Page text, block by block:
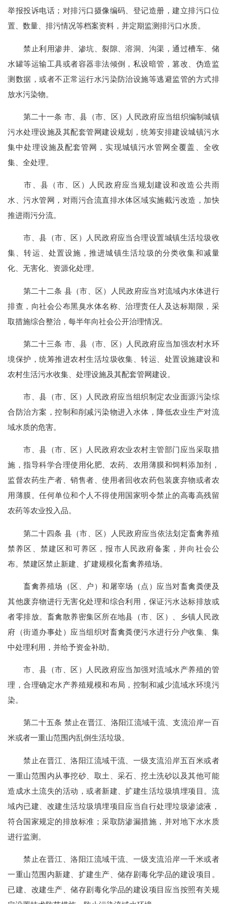
举报投诉电话；对排污口摄像编码、登记造册，建立排污口位
置、数量、排污情况等档案资料，并定期监测排污口水质。
禁止利用渗井、渗坑、裂隙、溶洞、沟渠，通过槽车、储
水罐等运输工具或者容器非法倾倒，私设暗管，篡改、伪造监
测数据，或者不正常运行水污染防治设施等逃避监管的方式排
放水污染物。
第二十一条 市、县（市、区）人民政府应当组织编制城镇
污水处理设施及其配套管网建设规划，统筹安排建设城镇污水
集中处理设施及配套管网，实现城镇污水管网全覆盖、全收
集、全处理。
市、县（市、区）人民政府应当规划建设和改造公共雨
水、污水管网，对雨污合流直排水体区域实施截污改造，加快
推进雨污分流。
市、县（市、区）人民政府应当合理设置城镇生活垃圾收
集、转运、处置设施，推进城镇生活垃圾的分类收集和减量
化、无害化、资源化处理。
第二十二条 县（市、区）人民政府应当对流域内水体进行
排查，向社会公布黑臭水体名称、治理责任人及达标期限，采
取措施综合整治，每半年向社会公开治理情况。
第二十三条 市、县（市、区）人民政府应当加强农村水环
境保护，统筹推进农村生活垃圾收集、转运、处置设施建设和
农村生活污水收集、处理设施及其配套管网建设。
市、县（市、区）人民政府应当组织制定农业面源污染综
合防治方案，控制和削减污染物进入水体，降低农业生产对流
域水质的危害。
市、县（市、区）人民政府农业农村主管部门应当采取措
施，指导科学合理使用化肥、农药、农用薄膜和饲料添加剂，
监督农药生产者、销售者、使用者回收农药包装废弃物或者农
用薄膜。任何单位和个人不得使用国家明令禁止的高毒高残留
农药等农业投入品。
第二十四条 县（市、区）人民政府应当依法划定畜禽养殖
禁养区、禁建区和可养区，报市人民政府备案，并向社会公
布。禁建区禁止新建、扩建规模化畜禽养殖场。
畜禽养殖场（区、户）和屠宰场（点）应当对畜禽粪便及
其他废弃物进行无害化处理和综合利用，保证污水达标排放或
者零排放。畜禽散养密集区所在地县（市、区）、乡镇人民政
府（街道办事处）应当组织对畜禽粪便污水进行分户收集、集
中处理利用，并给予资金补助。
市、县（市、区）人民政府应当加强对流域水产养殖的管
理，合理确定水产养殖规模和布局，控制和减少流域水环境污
染。
第二十五条 禁止在晋江、洛阳江流域干流、支流沿岸一百
米或者一重山范围内乱倒生活垃圾。
禁止在晋江、洛阳江流域干流、一级支流沿岸五百米或者
一重山范围内从事挖砂、取土、采石、挖土洗砂以及其他可能
造成水土流失的活动，或者新建、扩建生活垃圾填埋项目。流
域内已建、改建生活垃圾填埋项目应当自行处理垃圾渗滤液，
符合国家规定的排放标准；采取防渗漏措施，并对地下水水质
进行监测。
禁止在晋江、洛阳江流域干流、一级支流沿岸一千米或者
一重山范围内新建、扩建生产、储存剧毒化学品的建设项目。
已建、改建生产、储存剧毒化学品的建设项目应当按照有关规